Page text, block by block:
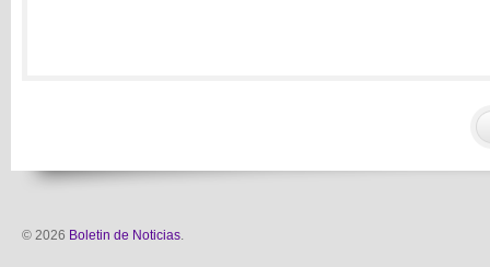
© 2026 Boletin de Noticias.